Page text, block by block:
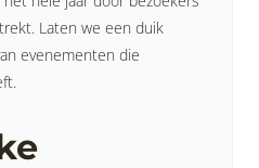
Laten we een duik
evenementen die